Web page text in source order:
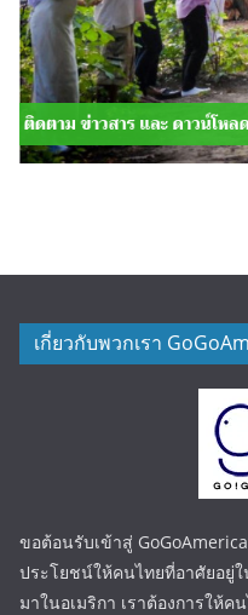
เกี่ยวกับพวกเรา
ขอต้อนรับเข้าสู่
ประโยชน์ให้คนไทยที่อาศัยอยู่ใ
มาในอเมริกา เราต้องการให้